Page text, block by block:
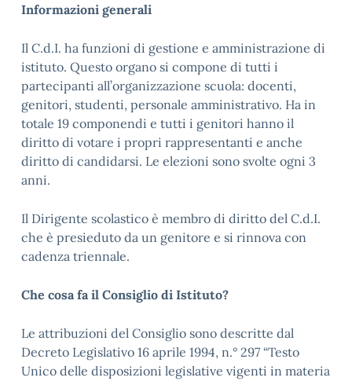
Informazioni generali
Il C.d.I. ha funzioni di gestione e amministrazione di
istituto. Questo organo si compone di tutti i
partecipanti all’organizzazione scuola: docenti,
genitori, studenti, personale amministrativo. Ha in
totale 19 componendi e tutti i genitori hanno il
diritto di votare i propri rappresentanti e anche
diritto di candidarsi. Le elezioni sono svolte ogni 3
anni.
Il Dirigente scolastico è membro di diritto del C.d.I.
che è presieduto da un genitore e si rinnova con
cadenza triennale.
Che cosa fa il Consiglio di Istituto?
Le attribuzioni del Consiglio sono descritte dal
Decreto Legislativo 16 aprile 1994, n.° 297 “Testo
Unico delle disposizioni legislative vigenti in materia